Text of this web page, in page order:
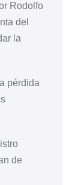
Rodolfo
del
la
pérdida
de